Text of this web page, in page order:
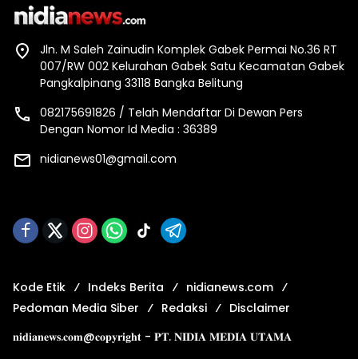
Jln. M Saleh Zainudin Komplek Gabek Permai No.36 RT
007/RW 002 Kelurahan Gabek Satu Kecamatan Gabek
Pangkalpinang 33118 Bangka Belitung
082175691826 / Telah Mendaftar Di Dewan Pers
Dengan Nomor Id Media : 36389
nidianews01@gmail.com
Kode Etik Indeks Berita
nidianews.com
Pedoman Media Siber
Redaksi
Disclaimer
𝐧𝐢𝐝𝐢𝐚𝐧𝐞𝐰𝐬.𝐜𝐨𝐦@𝐜𝐨𝐩𝐲𝐫𝐢𝐠𝐡𝐭 - 𝐏𝐓. 𝐍𝐈𝐃𝐈𝐀 𝐌𝐄𝐃𝐈𝐀 𝐔𝐓𝐀𝐌𝐀